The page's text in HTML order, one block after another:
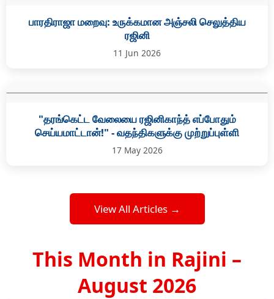
பாரதிராஜா மறைவு: உருக்கமான அஞ்சலி செலுத்திய
ரஜினி
11 Jun 2026
"தரங்கெட்ட வேலையை ரஜினிகாந்த் எப்போதும்
செய்யமாட்டான்!" - வதந்திகளுக்கு முற்றுப்புள்ளி
17 May 2026
View All Articles →
This Month in Rajini –
August 2026